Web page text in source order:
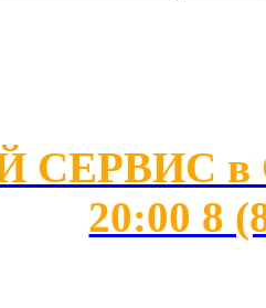
в
20:00 8